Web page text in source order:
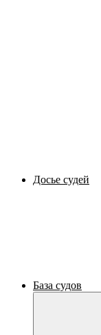
Досье судей
База судов